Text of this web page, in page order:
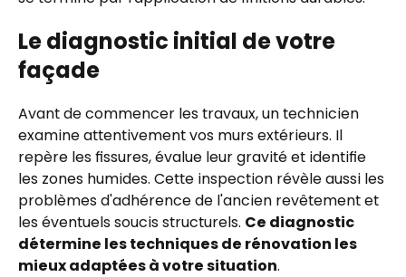
Le diagnostic initial de votre
façade
Avant de commencer les travaux, un technicien
examine attentivement vos murs extérieurs. Il
repère les fissures, évalue leur gravité et identifie
les zones humides. Cette inspection révèle aussi les
problèmes d'adhérence de l'ancien revêtement et
les éventuels soucis structurels. Ce diagnostic
détermine les techniques de rénovation les
mieux adaptées à votre situation.